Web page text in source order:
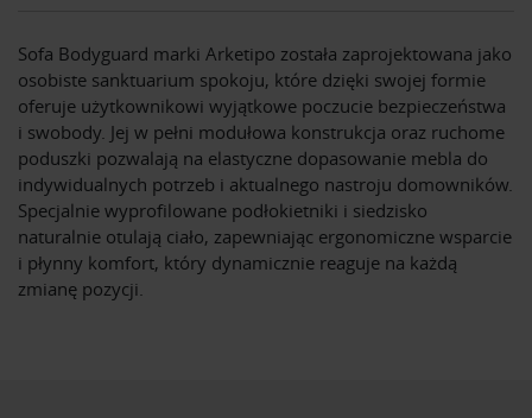
Sofa Bodyguard marki Arketipo została zaprojektowana jako
osobiste sanktuarium spokoju, które dzięki swojej formie
oferuje użytkownikowi wyjątkowe poczucie bezpieczeństwa
i swobody. Jej w pełni modułowa konstrukcja oraz ruchome
poduszki pozwalają na elastyczne dopasowanie mebla do
indywidualnych potrzeb i aktualnego nastroju domowników.
Specjalnie wyprofilowane podłokietniki i siedzisko
naturalnie otulają ciało, zapewniając ergonomiczne wsparcie
i płynny komfort, który dynamicznie reaguje na każdą
zmianę pozycji.